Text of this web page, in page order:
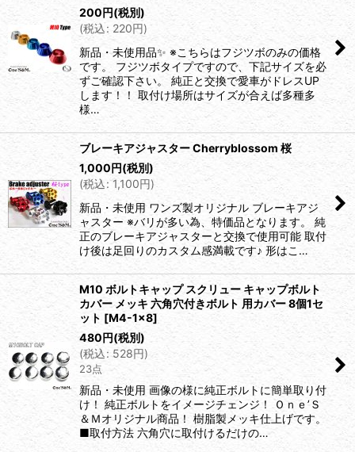
200円(税別)
(税込: 220円)
新品・未使用品✨ ※こちらはフジツボのみの価格
です。 フジツボタイプですので、下記サイズを必
ずご確認下さい。 純正と交換で愛車がドレスUP
します！！ 取付け場所はサイズが合えば多種多
様…
ブレーキアジャスター Cherryblossom 桜
1,000円(税別)
(税込: 1,100円)
新品・未使用 ワンズ製オリジナル ブレーキアジ
ャスター ※バリが多い為、特価品となります。 純
正のブレーキアジャスターと交換で使用可能 取付
け後は足回りのカスタム感満載です♪ 形はこ…
M10 ボルトキャップ スクリュー キャップボルト
カバー メッキ 六角穴付きボルト 用カバー 8個1セ
ット [M4-1×8]
480円(税別)
(税込: 528円)
23点
新品・未使用 画像の様に純正ボルトに簡単取り付
け！ 純正ボルトをイメージチェンジ！ Ｏｎｅ’Ｓ
＆Ｍオリジナル商品！ 樹脂製メッキ仕上げです。
■取付方法 六角穴に取付けるだけの…